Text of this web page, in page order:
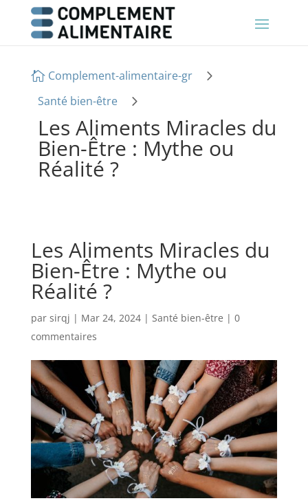
 Complement-alimentaire-gr 5
Santé bien-être 5
Les Aliments Miracles du
Bien-Être : Mythe ou
Réalité ?
Les Aliments Miracles du
Bien-Être : Mythe ou
Réalité ?
par sirqj | Mar 24, 2024| Santé bien-être | 0
commentaires